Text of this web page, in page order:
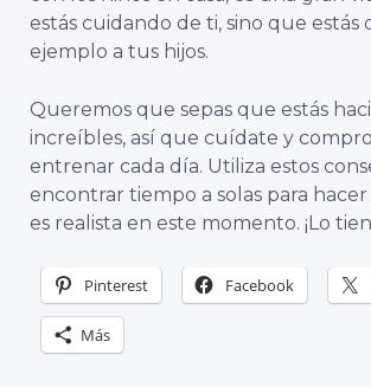
estás cuidando de ti, sino que estás
ejemplo a tus hijos.
Queremos que sepas que estás
increíbles, así que cuídate y
entrenar cada día. Utiliza estos
encontrar tiempo a solas para
es realista en este momento. ¡Lo
Pinterest Facebook
Más